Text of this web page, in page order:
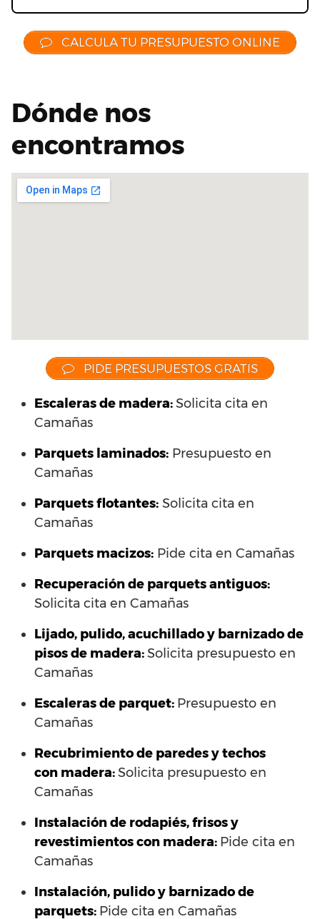
CALCULA TU PRESUPUESTO ONLINE
Dónde nos
encontramos
PIDE PRESUPUESTOS GRATIS
Escaleras de madera:Solicita cita en
Camañas
Parquets laminados: Presupuesto en
Camañas
Parquets flotantes: Solicita cita en
Camañas
Parquets macizos: Pide cita en Camañas
Recuperación de parquets antiguos:
Solicita cita en Camañas
Lijado, pulido, acuchillado y barnizado de
pisos de madera:Solicita presupuesto en
Camañas
Escaleras de parquet: Presupuesto en
Camañas
Recubrimiento de paredes y techos
con madera:Solicita presupuesto en
Camañas
Instalación de rodapiés, frisos y
revestimientos con madera: Pide cita en
Camañas
Instalación, pulido y barnizado de
parquets: Pide cita en Camañas